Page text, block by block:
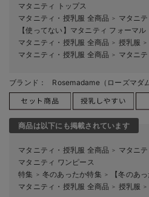
マタニティ トップス
マタニティ・授乳服 全商品 ＞ マタニ
【使ってない】マタニティ フォーマル
マタニティ・授乳服 全商品 ＞ 授乳服 ＞
マタニティ・授乳服 全商品 ＞ マタニ
ブランド： Rosemadame（ローズマダム
商品は以下にも掲載されています
マタニティ・授乳服 全商品 ＞ マタニ
マタニティ ワンピース
特集
＞ 冬のあったか特集 ＞
【冬のあ
マタニティ・授乳服 全商品 ＞ 授乳服 ＞